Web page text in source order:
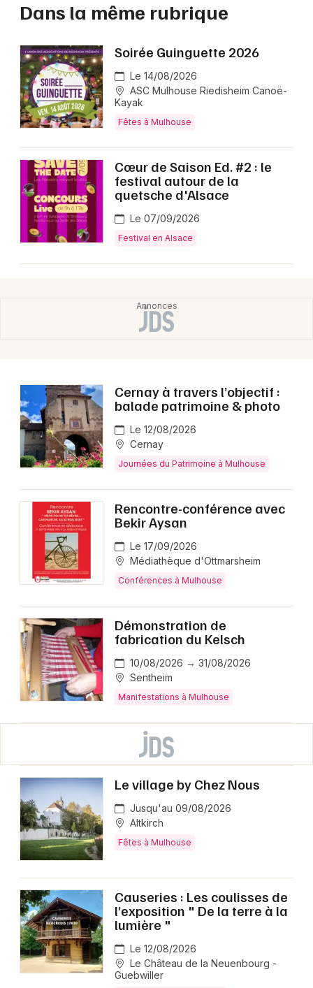
Dans la même rubrique
Soirée Guinguette 2026
Le 14/08/2026
ASC Mulhouse Riedisheim Canoë-
Kayak
Fêtes à Mulhouse
Cœur de Saison Ed. #2 : le
festival autour de la
quetsche d'Alsace
Le 07/09/2026
Festival en Alsace
Cernay à travers l’objectif :
balade patrimoine & photo
Le 12/08/2026
Cernay
Journées du Patrimoine à Mulhouse
Rencontre-conférence avec
Bekir Aysan
Le 17/09/2026
Médiathèque d'Ottmarsheim
Conférences à Mulhouse
Démonstration de
fabrication du Kelsch
10/08/2026 → 31/08/2026
Sentheim
Manifestations à Mulhouse
Le village by Chez Nous
Jusqu'au 09/08/2026
Altkirch
Fêtes à Mulhouse
Causeries : Les coulisses de
l’exposition " De la terre à la
lumière "
Le 12/08/2026
Le Château de la Neuenbourg -
Guebwiller